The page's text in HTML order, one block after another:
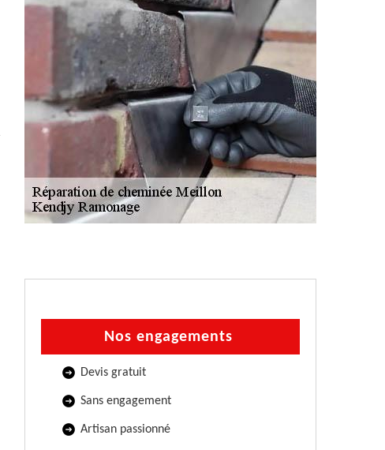
Nos engagements
Devis gratuit
Sans engagement
Artisan passionné